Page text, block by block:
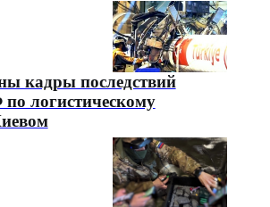
кадры последствий
логистическому